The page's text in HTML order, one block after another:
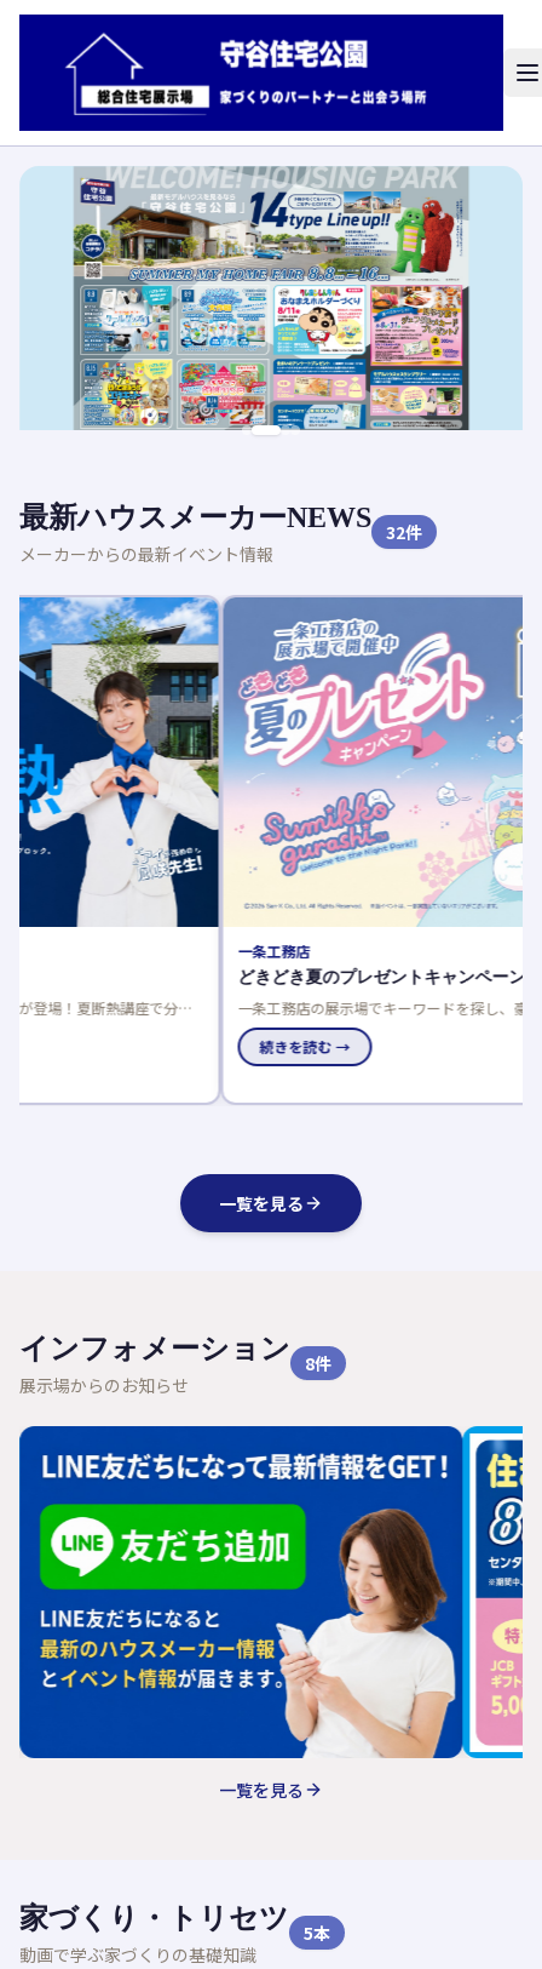
最新ハウスメーカーNEWS
メーカーからの最新イベント情報
32件
どきどき夏のプレゼントキャンペーン
一条工務店の展示場でキーワードを探し、豪華賞品をゲットし
よう！応募は一人一回限り、当選発表は特設サイトと賞品お届
ノーブ
夏の
夏の建
談でさ
で、家
続
一覧を見る
インフォメーション
展示場からのお知らせ
8件
一覧を見る
家づくり・トリセツ
動画で学ぶ家づくりの基礎知識
5本